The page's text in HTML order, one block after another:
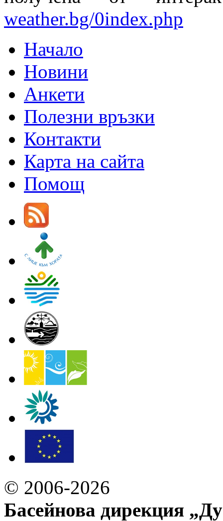
weather.bg/0index.php
Начало
Новини
Анкети
Полезни връзки
Контакти
Карта на сайта
Помощ
© 2006-2026
Басейнова дирекция